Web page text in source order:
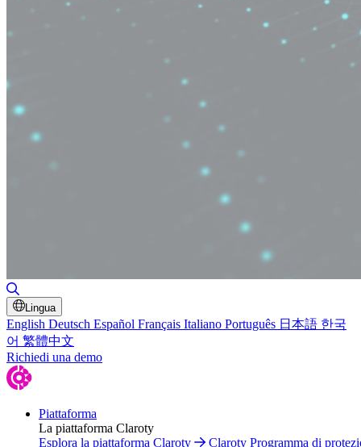
Lingua
English Deutsch Español Français Italiano Português 日本語 한국
어 繁體中文
Richiedi una demo
Piattaforma
La piattaforma Claroty
Esplora la piattaforma Claroty
Claroty Programma di